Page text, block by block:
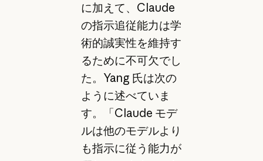
に加えて、Claude
の指示追従能力は学
術的誠実性を維持す
るために不可欠でし
た。Yang 氏は次の
ように述べていま
す。「Claude モデ
ルは他のモデルより
も指示に従う能力が